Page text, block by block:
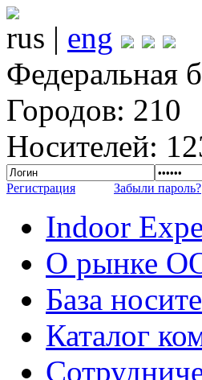
rus | eng
Федеральная
Городов: 210
Носителей:
Регистрация Забыли пароль?
Indoor
О рынке
База
Каталог